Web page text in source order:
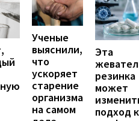
Ученые
выяснили,
что
ускоряет
старение
организма
на самом
Эта
резинка
может
подход к